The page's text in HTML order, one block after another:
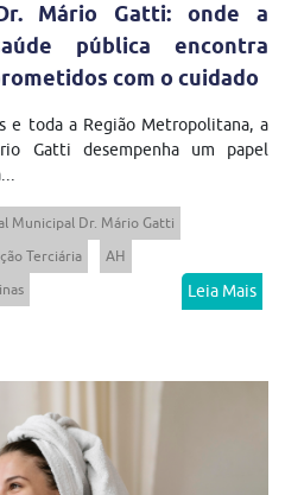
Mário Gatti: onde a
pública encontra
com o cuidado
e toda a Região Metropolitana, a
Gatti desempenha um papel
Municipal Dr. Mário Gatti
Terciária
AH
Leia Mais